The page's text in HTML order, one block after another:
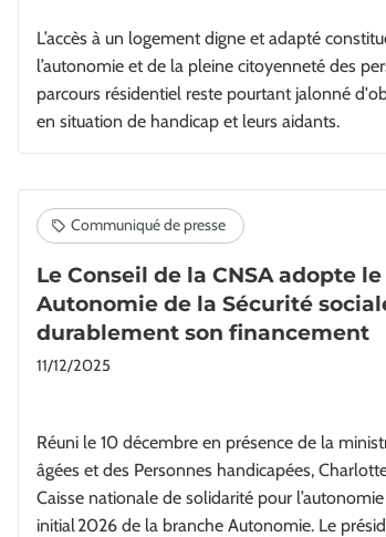
L’accès à un logement digne et adapté
l’autonomie et de la pleine citoyenneté des
parcours résidentiel reste pourtant jalonné
en situation de handicap et leurs aidants.
Le Conseil de la CNSA adopte
Autonomie de la Sécurité
durablement son financement
11/12/2025
Réuni le 10 décembre en présence de la
âgées et des Personnes handicapées,
Caisse nationale de solidarité pour
initial 2026 de la branche Autonomie. Le